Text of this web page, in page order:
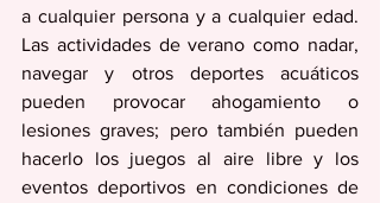
a cualquier persona y a cualquier edad.
Las actividades de verano como nadar,
navegar y otros deportes acuáticos
pueden provocar ahogamiento o
lesiones graves; pero también pueden
hacerlo los juegos al aire libre y los
eventos deportivos en condiciones de